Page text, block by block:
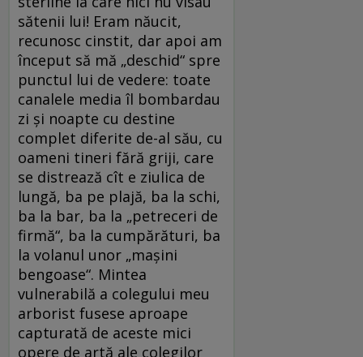
sătenii lui! Eram năucit,
recunosc cinstit, dar apoi am
început să mă „deschid“ spre
punctul lui de vedere: toate
canalele media îl bombardau
zi și noapte cu destine
complet diferite de-al său, cu
oameni tineri fără griji, care
se distrează cît e ziulica de
lungă, ba pe plajă, ba la schi,
ba la bar, ba la „petreceri de
firmă“, ba la cumpărături, ba
la volanul unor „mașini
bengoase“. Mintea
vulnerabilă a colegului meu
arborist fusese aproape
capturată de aceste mici
opere de artă ale colegilor